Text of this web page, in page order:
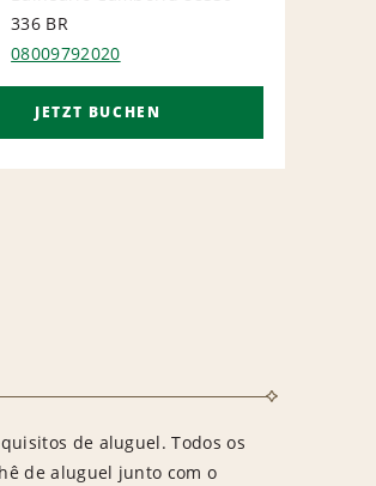
336 BR
08009792020
JETZT BUCHEN
de aluguel. Todos os
de aluguel junto com o